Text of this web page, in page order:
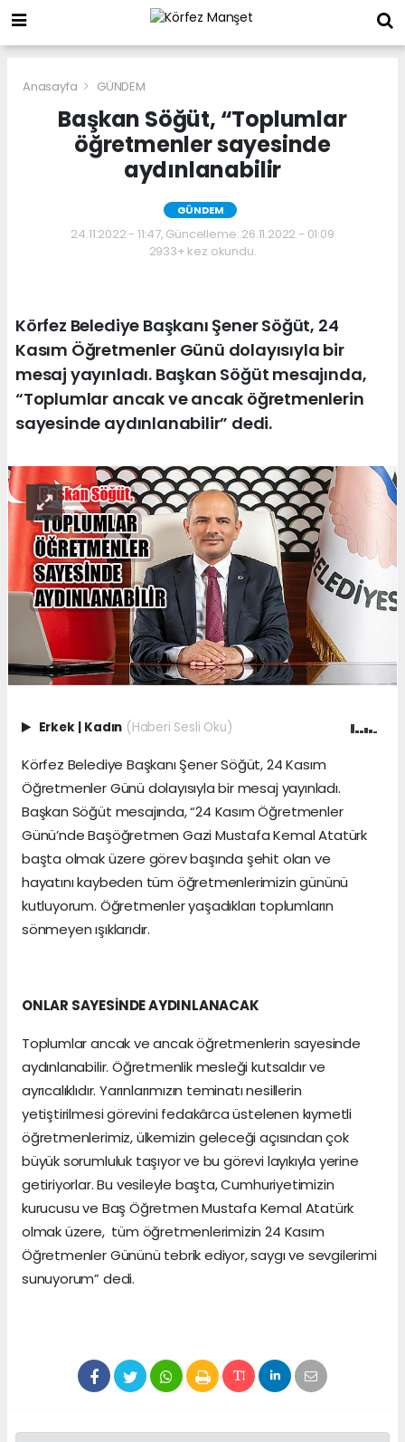
Anasayfa GÜNDEM
Başkan Söğüt, “Toplumlar
öğretmenler sayesinde
aydınlanabilir
GÜNDEM
24.11.2022 - 11:47, Güncelleme: 26.11.2022 - 01:09
2933+ kez okundu.
Körfez Belediye Başkanı Şener Söğüt, 24
Kasım Öğretmenler Günü dolayısıyla bir
mesaj yayınladı. Başkan Söğüt mesajında,
“Toplumlar ancak ve ancak öğretmenlerin
sayesinde aydınlanabilir” dedi.
Erkek | Kadın (Haberi Sesli Oku)
Körfez Belediye Başkanı Şener Söğüt, 24 Kasım
Öğretmenler Günü dolayısıyla bir mesaj yayınladı.
Başkan Söğüt mesajında, “24 Kasım Öğretmenler
Günü’nde Başöğretmen Gazi Mustafa Kemal Atatürk
başta olmak üzere görev başında şehit olan ve
hayatını kaybeden tüm öğretmenlerimizin gününü
kutluyorum. Öğretmenler yaşadıkları toplumların
sönmeyen ışıklarıdır.
ONLAR SAYESİNDE AYDINLANACAK
Toplumlar ancak ve ancak öğretmenlerin sayesinde
aydınlanabilir. Öğretmenlik mesleği kutsaldır ve
ayrıcalıklıdır. Yarınlarımızın teminatı nesillerin
yetiştirilmesi görevini fedakârca üstelenen kıymetli
öğretmenlerimiz, ülkemizin geleceği açısından çok
büyük sorumluluk taşıyor ve bu görevi layıkıyla yerine
getiriyorlar. Bu vesileyle başta, Cumhuriyetimizin
kurucusu ve Baş Öğretmen Mustafa Kemal Atatürk
olmak üzere, tüm öğretmenlerimizin 24 Kasım
Öğretmenler Gününü tebrik ediyor, saygı ve sevgilerimi
sunuyorum” dedi.